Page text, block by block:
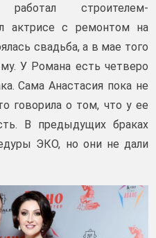
строителем-
актрисе с ремонтом на
свадьба, а в мае того
У Романа есть четверо
Сама Анастасия пока не
говорила о том, что у ее
В предыдущих браках
ЭКО, но они не дали